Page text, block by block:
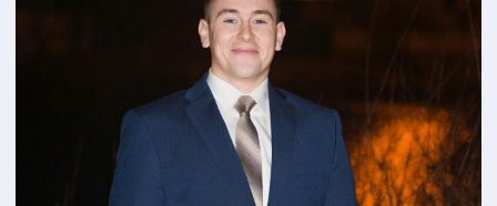
в нашей миссии и помочь нам в нашей
борьбе за социальную справедливость!